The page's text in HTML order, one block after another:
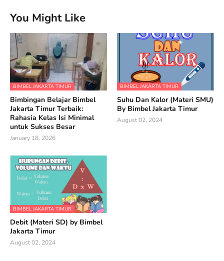
You Might Like
BIMBEL JAKARTA TIMUR
Bimbingan Belajar Bimbel
Jakarta Timur Terbaik:
Rahasia Kelas Isi Minimal
untuk Sukses Besar
January 18, 2026
BIMBEL JAKARTA TIMUR
Suhu Dan Kalor (Materi SMU)
By Bimbel Jakarta Timur
August 02, 2024
BIMBEL JAKARTA TIMUR
Debit (Materi SD) by Bimbel
Jakarta Timur
August 02, 2024